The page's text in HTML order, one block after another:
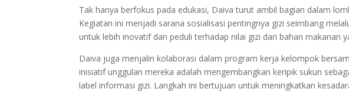
Tak hanya berfokus pada edukasi, Daiva turut ambil bagian dalam
Kegiatan ini menjadi sarana sosialisasi pentingnya gizi seimbang
untuk lebih inovatif dan peduli terhadap nilai gizi dari bahan makanan
Daiva juga menjalin kolaborasi dalam program kerja kelompok
inisiatif unggulan mereka adalah mengembangkan keripik sukun
label informasi gizi. Langkah ini bertujuan untuk meningkatkan